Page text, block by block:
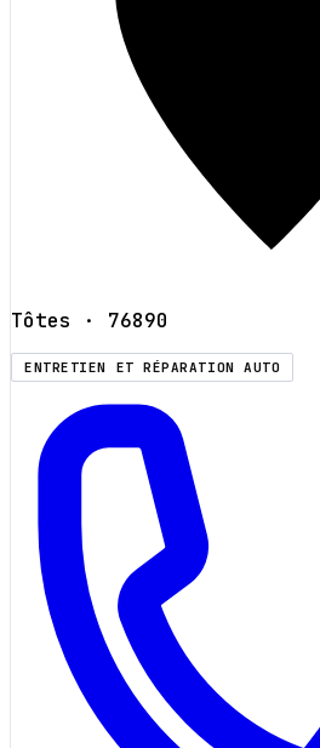
Tôtes · 76890
ENTRETIEN ET RÉPARATION AUTO